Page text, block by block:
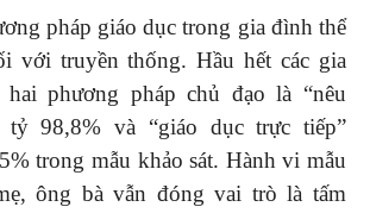
pháp giáo dục trong gia đình thể
với truyền thống. Hầu hết các gia
phương pháp chủ đạo là “nêu
tỷ 98,8% và “giáo dục trực tiếp”
trong mẫu khảo sát. Hành vi mẫu
ông bà vẫn đóng vai trò là tấm